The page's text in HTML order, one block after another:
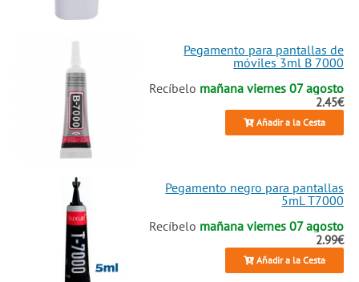
Pegamento para pantallas de
móviles 3ml B 7000
Recíbelo mañana viernes 07 agosto
2.45€
Añadir a la Cesta
Pegamento negro para pantallas
5mL T7000
Recíbelo mañana viernes 07 agosto
2.99€
Añadir a la Cesta